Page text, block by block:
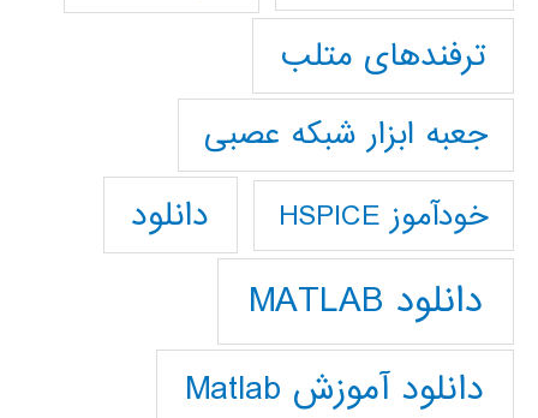
ترفندهای متلب
جعبه ابزار شبکه عصبی
خودآموز HSPICE دانلود
دانلود MATLAB
دانلود آموزش Matlab